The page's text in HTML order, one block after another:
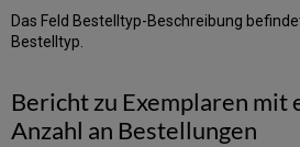
Seminar
(Request
Gemeinsame
Dimensionen
Das Feld Bestelltyp-Beschreibung
Bestelltyp. ​
Bericht zu Exemplaren mit
Anzahl an Bestellungen